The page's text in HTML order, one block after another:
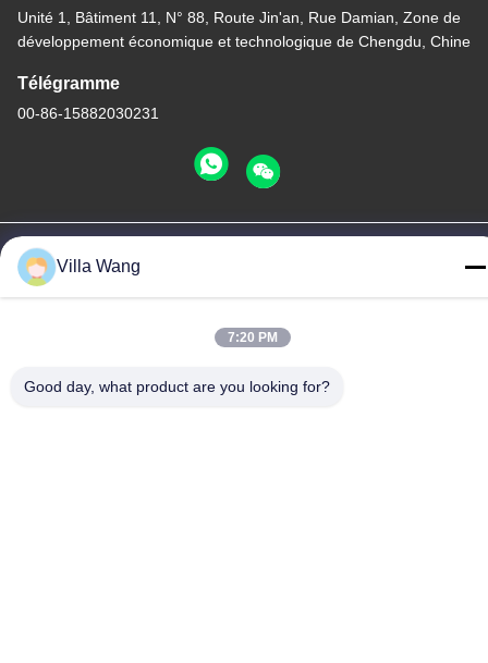
Unité 1, Bâtiment 11, N° 88, Route Jin'an, Rue Damian, Zone de
développement économique et technologique de Chengdu, Chine
Télégramme
00-86-15882030231
Bonne qualité de la Chine bavures de carbure de tungstène
Fournisseur. © de Copyright -2026 CHENGDU BABOS CUTTING
TECH CO.,LTD . Tous droits réservés.
Villa Wang
7:20 PM
Good day, what product are you looking for?